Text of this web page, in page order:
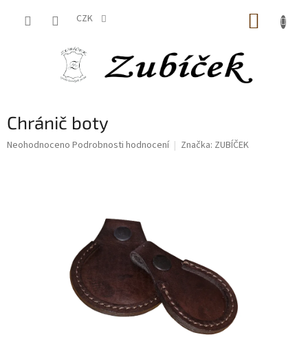
CZK
Chránič boty
Průměrné
Neohodnoceno Podrobnosti hodnocení Značka: ZUBÍČEK